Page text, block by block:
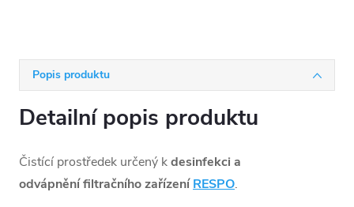
Popis produktu
Detailní popis produktu
Čistící prostředek určený kdesinfekci a
odvápnění filtračního zařízeníRESPO.